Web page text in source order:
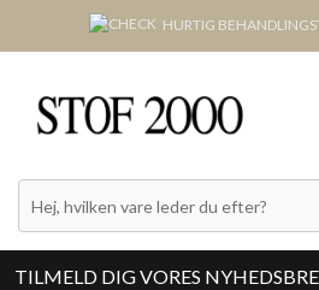
HURTIG
TILMELD DIG VORES